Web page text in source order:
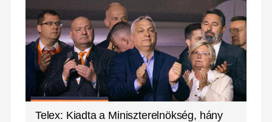
Telex: Kiadta a Miniszterelnökség, hány